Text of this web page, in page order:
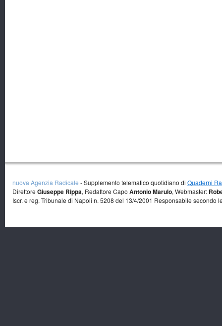
nuova Agenzia Radicale - Supplemento telematico quotidiano di Quaderni
Direttore Giuseppe Rippa, Redattore Capo Antonio Marulo, Webmaster:
Iscr. e reg. Tribunale di Napoli n. 5208 del 13/4/2001 Responsabile secondo